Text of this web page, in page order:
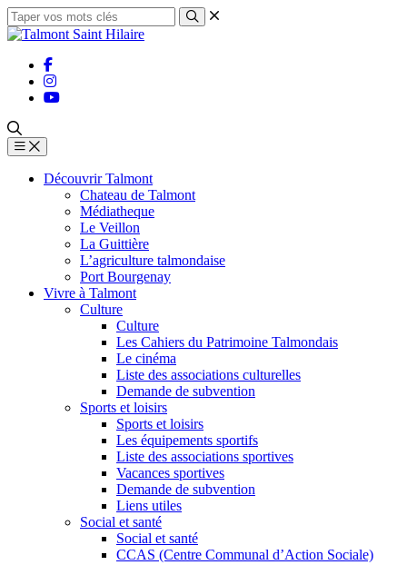
Découvrir Talmont
Chateau de Talmont
Médiatheque
Le Veillon
La Guittière
L’agriculture talmondaise
Port Bourgenay
Vivre à Talmont
Culture
Culture
Les Cahiers du Patrimoine Talmondais
Le cinéma
Liste des associations culturelles
Demande de subvention
Sports et loisirs
Sports et loisirs
Les équipements sportifs
Liste des associations sportives
Vacances sportives
Demande de subvention
Liens utiles
Social et santé
Social et santé
CCAS (Centre Communal d’Action Sociale)